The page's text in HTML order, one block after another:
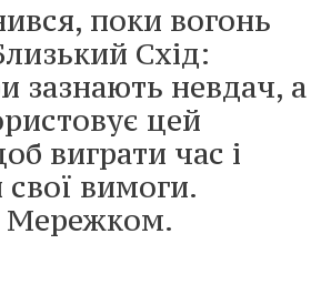
поки вогонь
Схід:
зазнають невдач, а
цей
виграти час і
свої вимоги.
Мережком.